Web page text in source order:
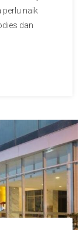
perlu naik
dan